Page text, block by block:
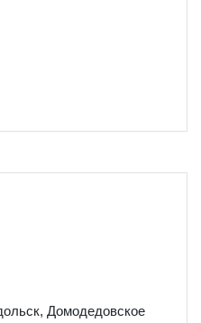
Домодедовское